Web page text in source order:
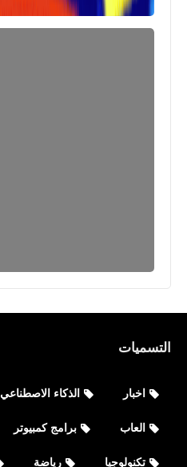
التسميات
اخبار الذكاء الاصطناعي
العاب برامج كمبيوتر
تكنولوجيا رياضة